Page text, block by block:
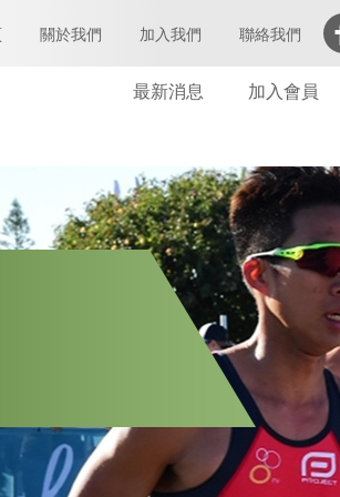
關於我們
亞洲三項鐵人
財務報告(康文署體育資助計劃)
防止性騷擾政策及指引
加入我們 聯絡我們
最新消息 加入會員
個人會員
屬會註冊